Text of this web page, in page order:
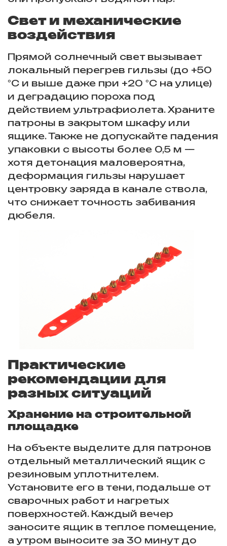
Свет и механические
воздействия
Прямой солнечный свет вызывает
локальный перегрев гильзы (до +50
°C и выше даже при +20 °C на улице)
и деградацию пороха под
действием ультрафиолета. Храните
патроны в закрытом шкафу или
ящике. Также не допускайте падения
упаковки с высоты более 0,5 м —
хотя детонация маловероятна,
деформация гильзы нарушает
центровку заряда в канале ствола,
что снижает точность забивания
дюбеля.
Практические
рекомендации для
разных ситуаций
Хранение на строительной
площадке
На объекте выделите для патронов
отдельный металлический ящик с
резиновым уплотнителем.
Установите его в тени, подальше от
сварочных работ и нагретых
поверхностей. Каждый вечер
заносите ящик в теплое помещение,
а утром выносите за 30 минут до